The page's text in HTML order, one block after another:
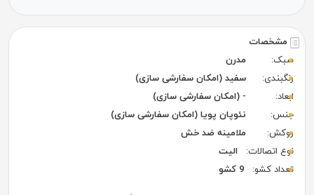
مشخصات
سبک:
مدرن
رنگبندی:
سفید (امکان سفارشی سازی)
ابعاد:
- (امکان سفارشی سازی)
جنس:
نئوپان پویا (امکان سفارشی سازی)
روکش:
ملامینه ضد خش
نوع اتصالات:
الیت
تعداد کشو:
9 کشو